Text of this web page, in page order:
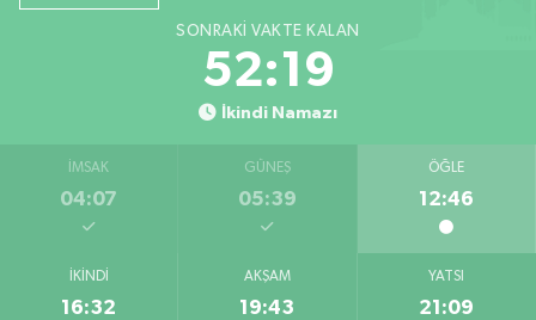
SONRAKI VAKTE KALAN
52:18
İkindi Namazı
İMSAK
04:07
GÜNEŞ
05:39
ÖĞLE
12:46
İKINDI
16:32
AKŞAM
19:43
YATSI
21:09